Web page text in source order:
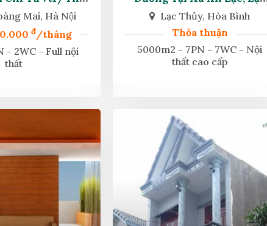
Vào Ở Ngay.
Mai, Hà Nội
đ/tháng
- 2WC - Full nội
thất
Thủy, Hòa Bình
Lạc Thủy, Hòa Bình
Thỏa thuận
5000m2 - 7PN - 7WC - Nội
thất cao cấp